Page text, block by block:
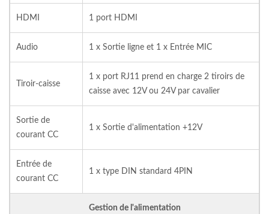
HDMI 1 port HDMI
Audio 1 x Sortie ligne et 1 x Entrée MIC
Tiroir-caisse
1 x port RJ11 prend en charge 2 tiroirs de
caisse avec 12V ou 24V par cavalier
Sortie de
courant CC
1 x Sortie d'alimentation +12V
Entrée de
courant CC
1 x type DIN standard 4PIN
Gestion de l'alimentation